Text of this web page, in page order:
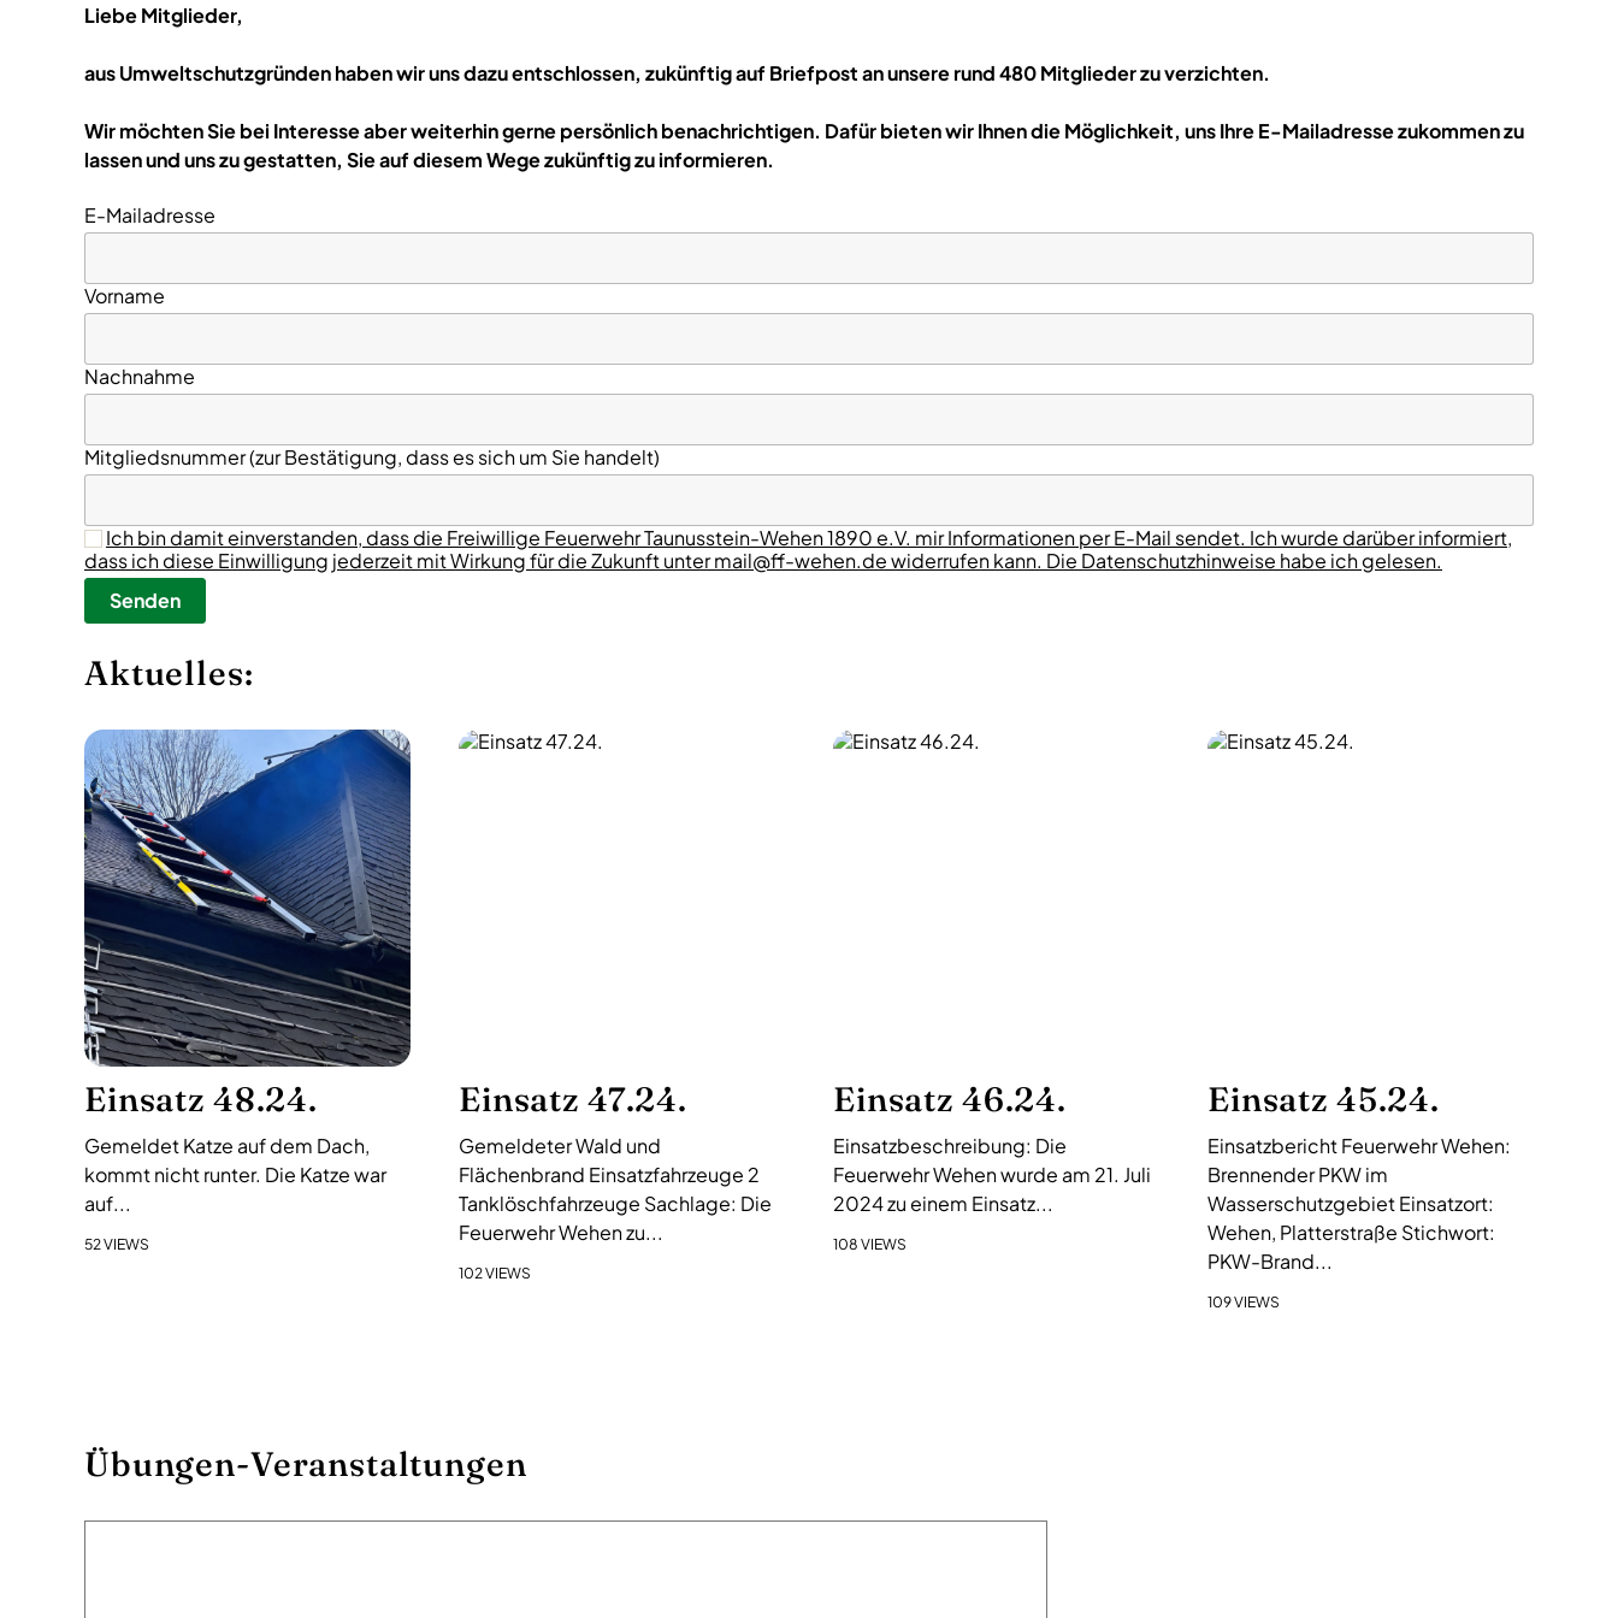
Liebe Mitglieder,
aus Umweltschutzgründen haben wir uns dazu entschlossen, zukünftig auf Briefpost an unsere rund 480 Mitglieder zu verzichten.
Wir möchten Sie bei Interesse aber weiterhin gerne persönlich benachrichtigen. Dafür bieten wir Ihnen die Möglichkeit, uns Ihre E-Mailadresse zukommen zu
lassen und uns zu gestatten, Sie auf diesem Wege zukünftig zu informieren.
E-Mailadresse
Vorname
Nachnahme
Mitgliedsnummer (zur Bestätigung, dass es sich um Sie handelt)
Ich bin damit einverstanden, dass die Freiwillige Feuerwehr Taunusstein-Wehen 1890 e.V. mir Informationen per E-Mail sendet. Ich wurde darüber informiert,
dass ich diese Einwilligung jederzeit mit Wirkung für die Zukunft unter mail@ff-wehen.de widerrufen kann. Die Datenschutzhinweise habe ich gelesen.
Aktuelles:
Einsatz 48.24.
Gemeldet Katze auf dem Dach,
kommt nicht runter. Die Katze war
auf...
52 VIEWS
Einsatz 47.24.
Gemeldeter Wald und
Flächenbrand Einsatzfahrzeuge 2
Tanklöschfahrzeuge Sachlage: Die
Feuerwehr Wehen zu...
102 VIEWS
Einsatz 46.24.
Einsatzbeschreibung: Die
Feuerwehr Wehen wurde am 21. Juli
2024 zu einem Einsatz...
108 VIEWS
Einsatz 45.24.
Einsatzbericht Feuerwehr Wehen:
Brennender PKW im
Wasserschutzgebiet Einsatzort:
Wehen, Platterstraße Stichwort:
PKW-Brand...
109 VIEWS
Übungen-Veranstaltungen